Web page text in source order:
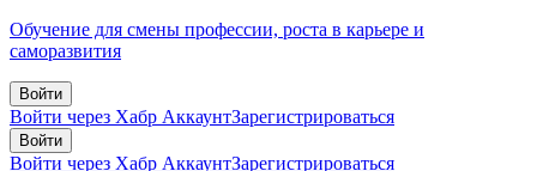
Обучение для смены профессии, роста в карьере и
саморазвития
Войти
Войти через Хабр АккаунтЗарегистрироваться
Войти
Войти через Хабр АккаунтЗарегистрироваться